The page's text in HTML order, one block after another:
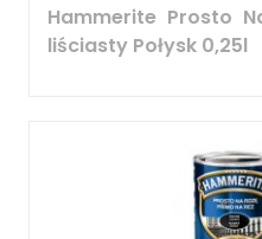
Hammerite Prosto
liściasty Połysk 0,25l